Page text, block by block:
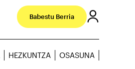
Babestu Berria
HEZKUNTZA OSASUNA